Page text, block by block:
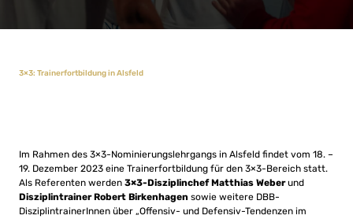
3×3: Trainerfortbildung in Alsfeld
Im Rahmen des 3×3-Nominierungslehrgangs in Alsfeld findet vom 18. –
19. Dezember 2023 eine Trainerfortbildung für den 3×3-Bereich statt.
Als Referenten werden 3×3-Disziplinchef Matthias Weberund
Disziplintrainer Robert Birkenhagen sowie weitere DBB-
DisziplintrainerInnen über „Offensiv- und Defensiv-Tendenzen im